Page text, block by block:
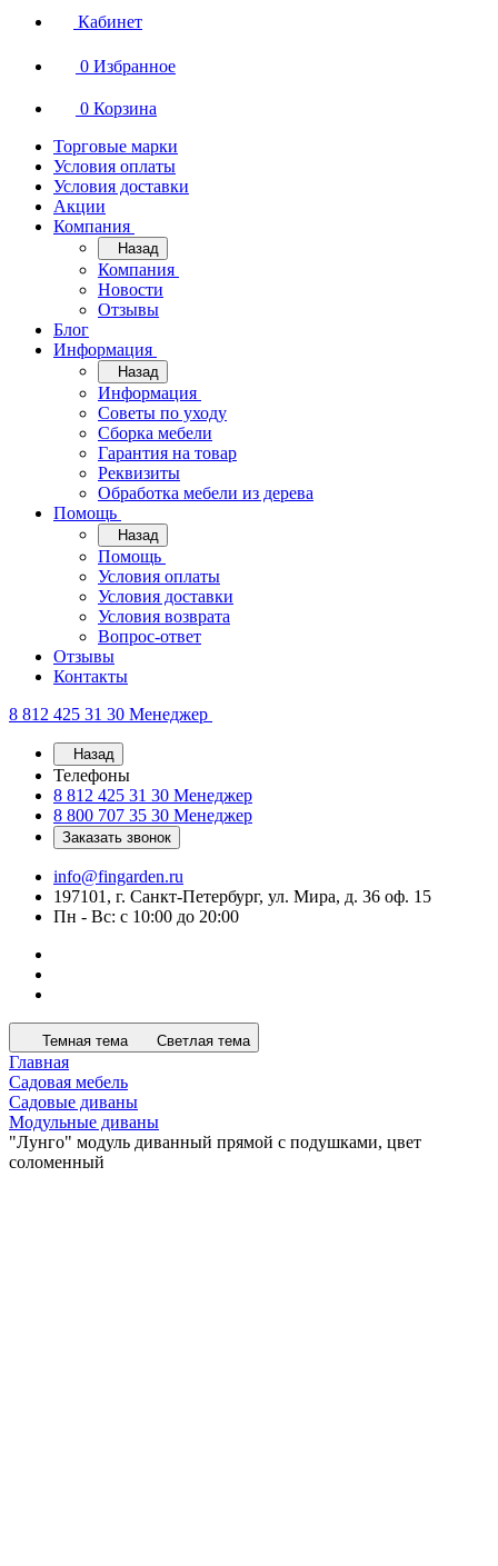
Кабинет
0 Избранное
0 Корзина
Торговые марки
Условия оплаты
Условия доставки
Акции
Компания
Назад
Компания
Новости
Отзывы
Блог
Информация
Назад
Информация
Советы по уходу
Сборка мебели
Гарантия на товар
Реквизиты
Обработка мебели из дерева
Помощь
Назад
Помощь
Условия оплаты
Условия доставки
Условия возврата
Вопрос-ответ
Отзывы
Контакты
8 812 425 31 30 Менеджер
Назад
Телефоны
8 812 425 31 30 Менеджер
8 800 707 35 30 Менеджер
Заказать звонок
info@fingarden.ru
197101, г. Санкт-Петербург, ул. Мира, д. 36 оф. 15
Пн - Вс: с 10:00 до 20:00
Темная тема Светлая тема
Главная
Садовая мебель
Садовые диваны
Модульные диваны
"Лунго" модуль диванный прямой с подушками, цвет
соломенный